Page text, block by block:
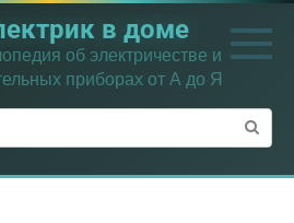
в доме
об электричестве и
приборах от А до Я